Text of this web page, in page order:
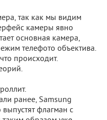
так как мы видим
камеры явно
основная камера,
телефото объектива.
происходит.
ранее, Samsung
флагман с